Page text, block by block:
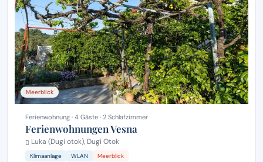
Meerblick
Ferienwohnung · 4 Gäste · 2 Schlafzimmer
Ferienwohnungen Vesna
Luka (Dugi otok), Dugi Otok
Klimaanlage WLAN Meerblick